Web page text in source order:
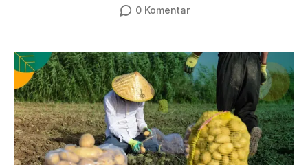
0Komentar